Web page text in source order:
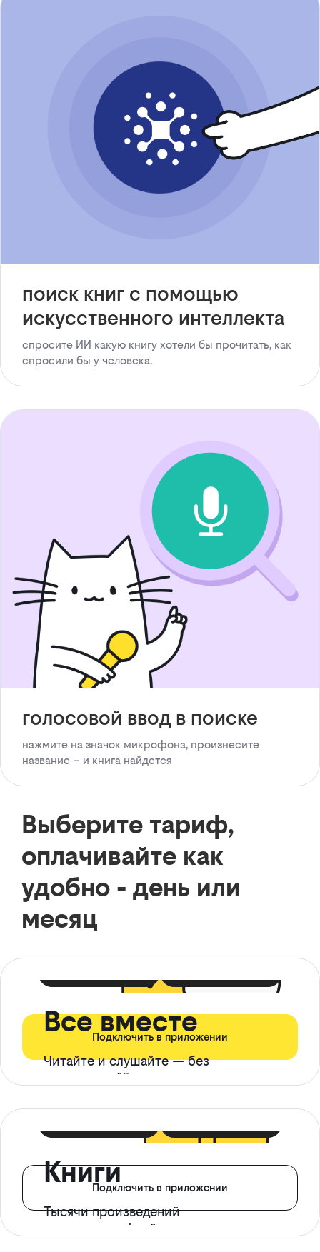
поиск книг с помощью
искусственного интеллекта
спросите ИИ какую книгу хотели бы прочитать, как
спросили бы у человека.
голосовой ввод в поиске
нажмите на значок микрофона, произнесите
название – и книга найдется
Выберите тариф,
оплачивайте как
удобно - день или
месяц
Все вместе
Читайте и слушайте — без
ограничений*
Подключить в приложении
Книги
Тысячи произведений
с доступом офлайн
Подключить в приложении